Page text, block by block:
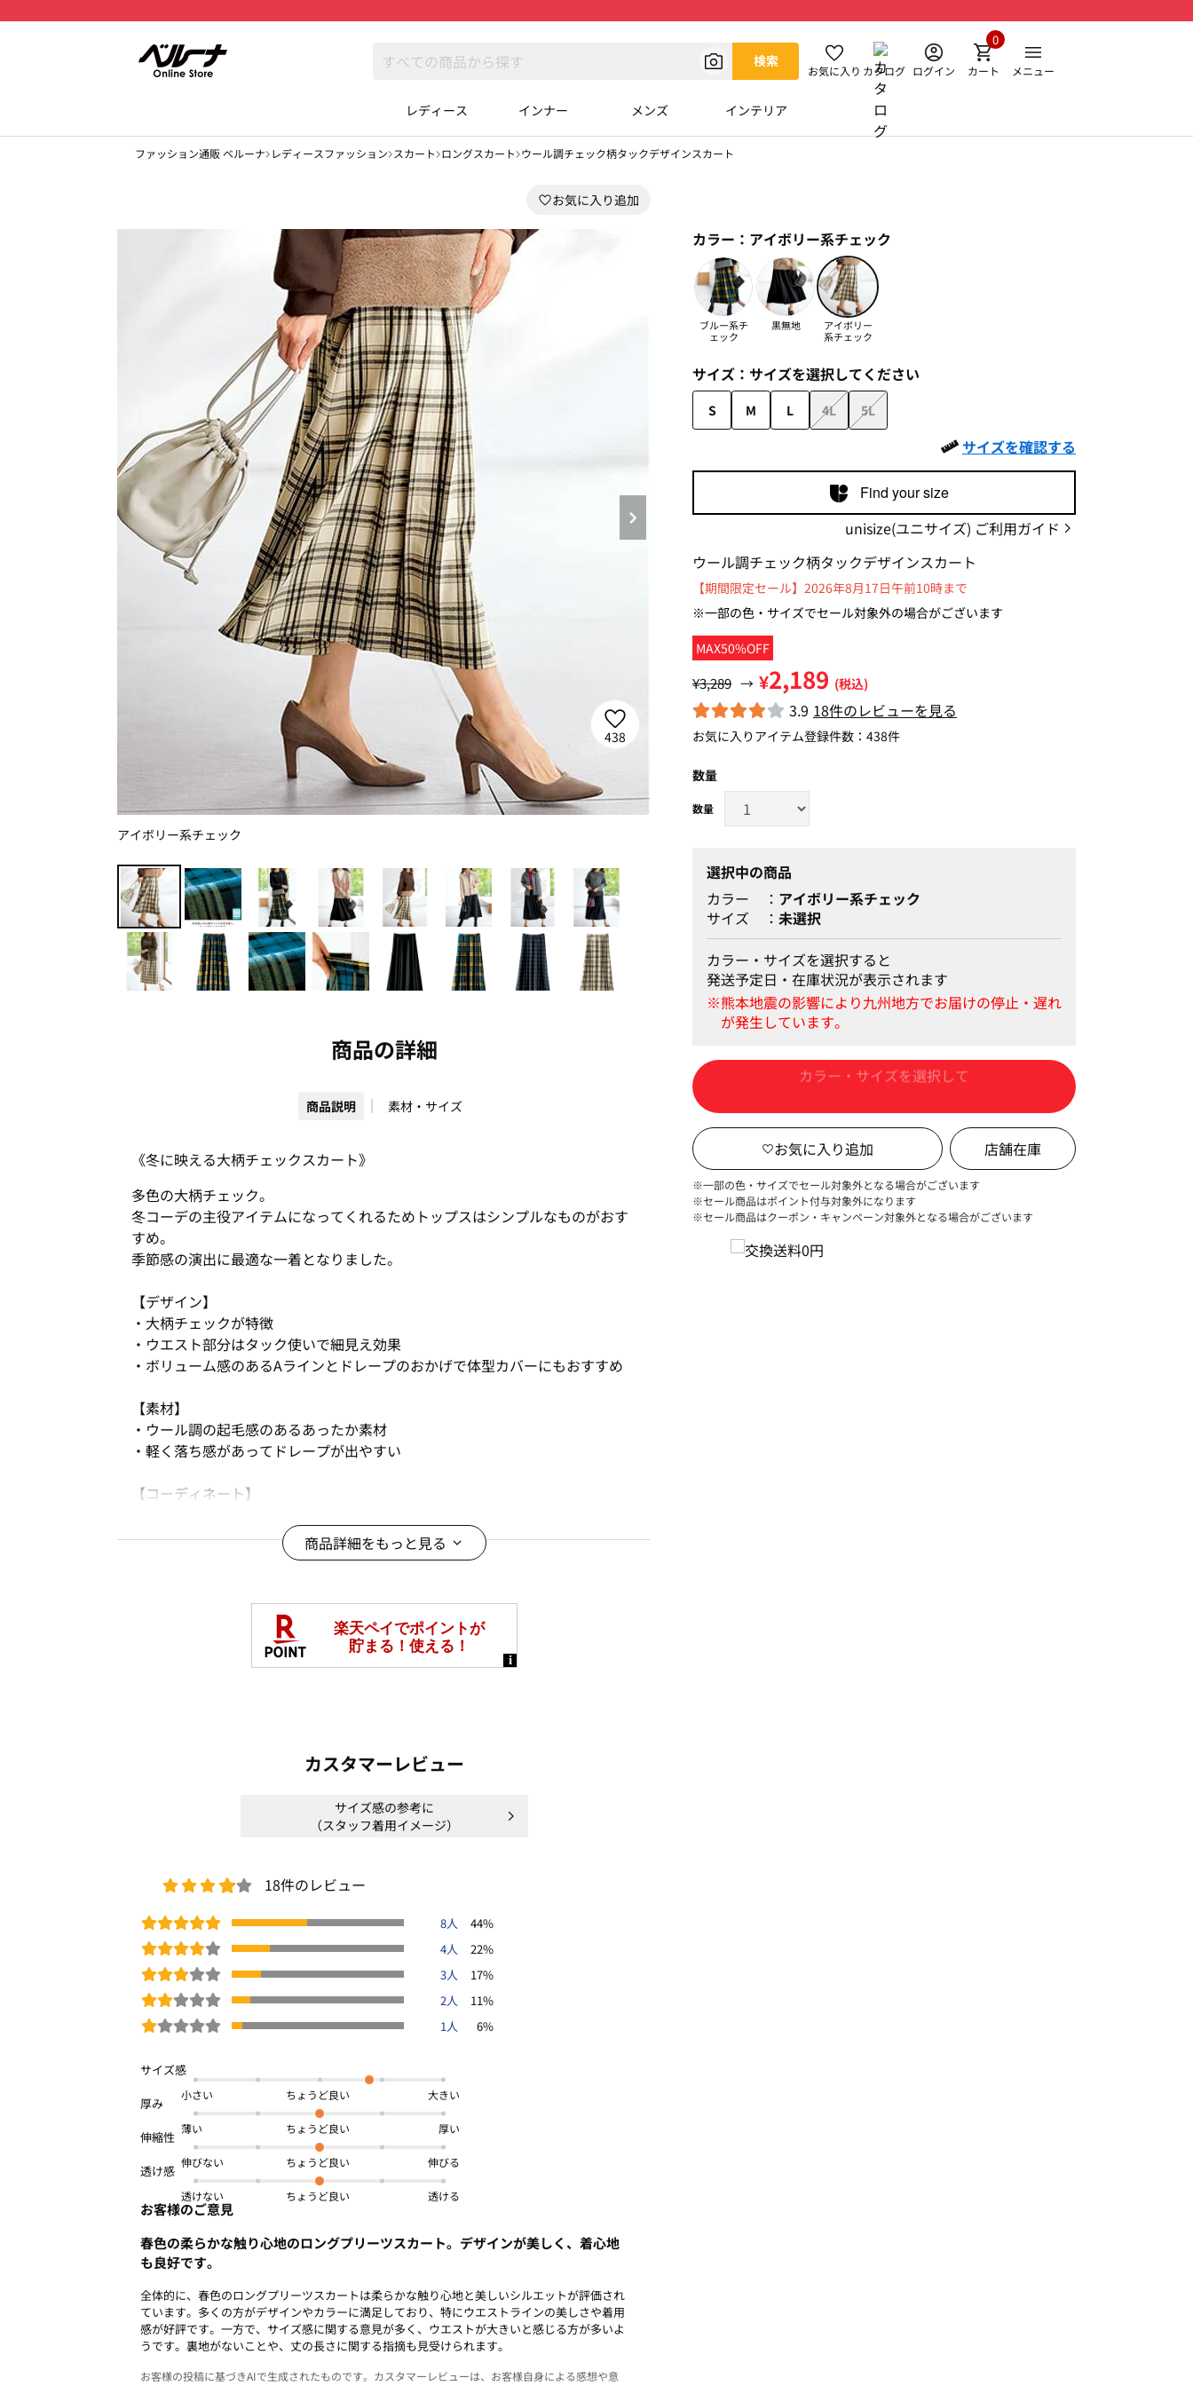
検索
お気に入り カタログ ログイン カート
0
メニュー
レディース インナー メンズ インテリア
ファッション通販 ベルーナ レディースファッション スカート ロングスカート ウール調チェック柄タックデザインスカート
438
アイボリー系チェック
商品の詳細
商品説明 素材・サイズ
《冬に映える大柄チェックスカート》
多色の大柄チェック。
冬コーデの主役アイテムになってくれるためトップスはシンプルなものがおす
すめ。
季節感の演出に最適な一着となりました。
【デザイン】
・大柄チェックが特徴
・ウエスト部分はタック使いで細見え効果
・ボリューム感のあるAラインとドレープのおかげで体型カバーにもおすすめ
【素材】
・ウール調の起毛感のあるあったか素材
・軽く落ち感があってドレープが出やすい
【コーディネート】
＊＊＊＊＊＊＊＊＊＊＊＊＊＊＊＊＊＊＊＊＊＊
身長:164cm/普段サイズ:M/着用サイズ:M
素材感：起毛感があり、なめらかな生地感
＊＊＊＊＊＊＊＊＊＊＊＊＊＊＊＊＊＊＊＊＊＊
より、実際の色味と異なって見える場合がございます。
予めご了承ください。
□洗濯機OK
体型カバー のびのび ウエストゴム 冬号
商品番号： OWAK-01548
商品詳細をもっと見る
カスタマーレビュー
サイズ感の参考に
（スタッフ着用イメージ）
18件のレビュー
8人
44%
4人
22%
3人
17%
2人
11%
1人
6%
小さい 大きい
薄い 厚い
伸びない 伸びる
透けない 透ける
お客様のご意見
春色の柔らかな触り心地のロングプリーツスカート。デザインが美しく、着心地
も良好です。
全体的に、春色のロングプリーツスカートは柔らかな触り心地と美しいシルエットが評価され
ています。多くの方がデザインやカラーに満足しており、特にウエストラインの美しさや着用
感が好評です。一方で、サイズ感に関する意見が多く、ウエストが大きいと感じる方が多いよ
うです。裏地がないことや、丈の長さに関する指摘も見受けられます。
お客様の投稿に基づきAIで生成されたものです。カスタマーレビューは、お客様自身による感想や意
カラー： アイボリー系チェック
ブルー系チ
ェック
黒無地
アイボリー
系チェック
サイズ： サイズを選択してください
S M L 4L 5L
サイズを確認する
Find your size
unisize(ユニサイズ) ご利用ガイド
ウール調チェック柄タックデザインスカート
MAX50%OFF
【期間限定セール】2026年8月17日午前10時まで
※一部の色・サイズでセール対象外の場合がございます
¥3,289 → ¥2,189 (税込)
3.9 18件のレビューを見る
お気に入りアイテム登録件数： 438件
数量
選択中の商品
カラー
アイボリー系チェック
サイズ
未選択
カラー・サイズを選択すると
発送予定日・在庫状況が表示されます
カートに入れる
店舗在庫
※一部の色・サイズでセール対象外となる場合がございます
※セール商品はポイント付与対象外になります
※セール商品はクーポン・キャンペーン対象外となる場合がございます